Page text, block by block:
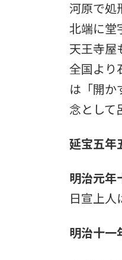
河原で処
北端に堂
天王寺屋
全国より
は「開か
念として
延宝五年
明治元年
日宣上人
明治十一